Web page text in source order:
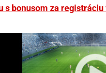
s bonusom za registráciu